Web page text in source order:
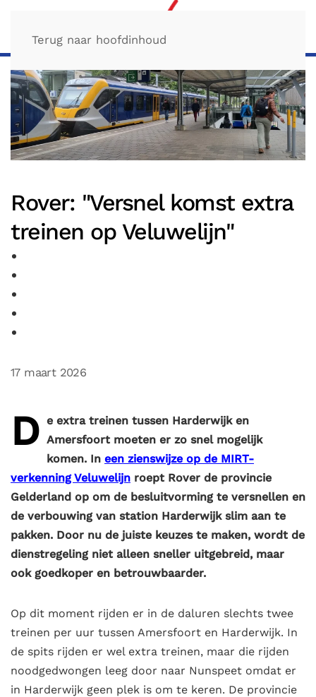
Terug naar hoofdinhoud
Rover: "Versnel komst extra
treinen op Veluwelijn"
17 maart 2026
D e extra treinen tussen Harderwijk en
Amersfoort moeten er zo snel mogelijk
komen. In een zienswijze op de MIRT-
verkenning Veluwelijn roept Rover de provincie
Gelderland op om de besluitvorming te versnellen en
de verbouwing van station Harderwijk slim aan te
pakken. Door nu de juiste keuzes te maken, wordt de
dienstregeling niet alleen sneller uitgebreid, maar
ook goedkoper en betrouwbaarder.
Op dit moment rijden er in de daluren slechts twee
treinen per uur tussen Amersfoort en Harderwijk. In
de spits rijden er wel extra treinen, maar die rijden
noodgedwongen leeg door naar Nunspeet omdat er
in Harderwijk geen plek is om te keren. De provincie